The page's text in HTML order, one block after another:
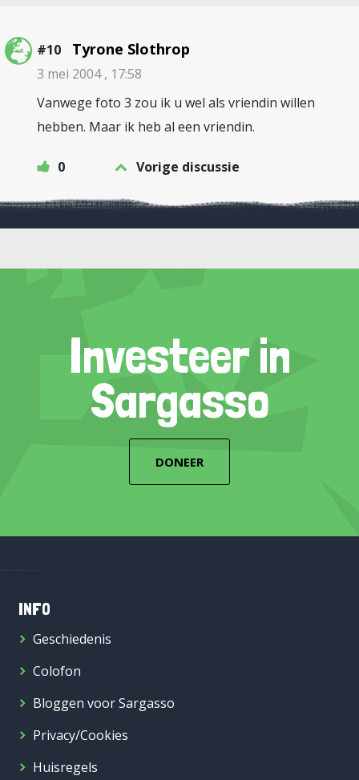
#10 Tyrone Slothrop
3 mei 2004 , 17:58
Vanwege foto 3 zou ik u wel als vriendin willen
hebben. Maar ik heb al een vriendin.
0 Vorige discussie
Investeer in
Sargasso
DONEER
INFO
Geschiedenis
Colofon
Bloggen voor Sargasso
Privacy/Cookies
Huisregels